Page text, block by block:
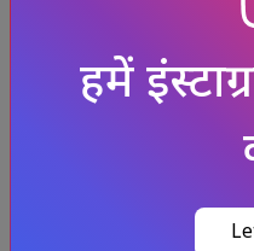
हमें
JPSC-JSSC आंदोलन
फैसला…ज्यादातर मांगों पर